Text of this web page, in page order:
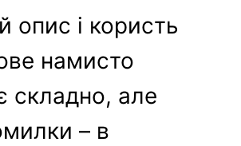
опис і користь
намисто
складно, але
– в